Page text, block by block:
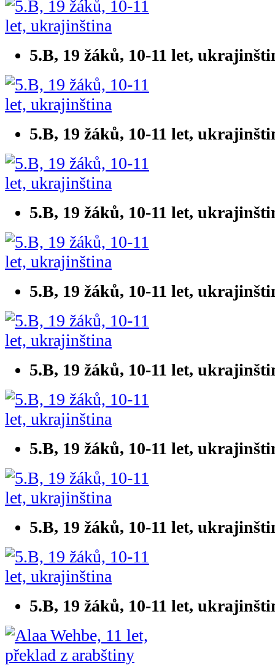
5.B, 19 žáků, 10-11 let,
5.B, 19 žáků, 10-11 let,
5.B, 19 žáků, 10-11 let,
5.B, 19 žáků, 10-11 let,
5.B, 19 žáků, 10-11 let,
5.B, 19 žáků, 10-11 let,
5.B, 19 žáků, 10-11 let,
5.B, 19 žáků, 10-11 let,